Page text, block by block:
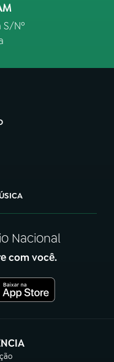
S/Nº
Nacional
com você.
em nova aba)